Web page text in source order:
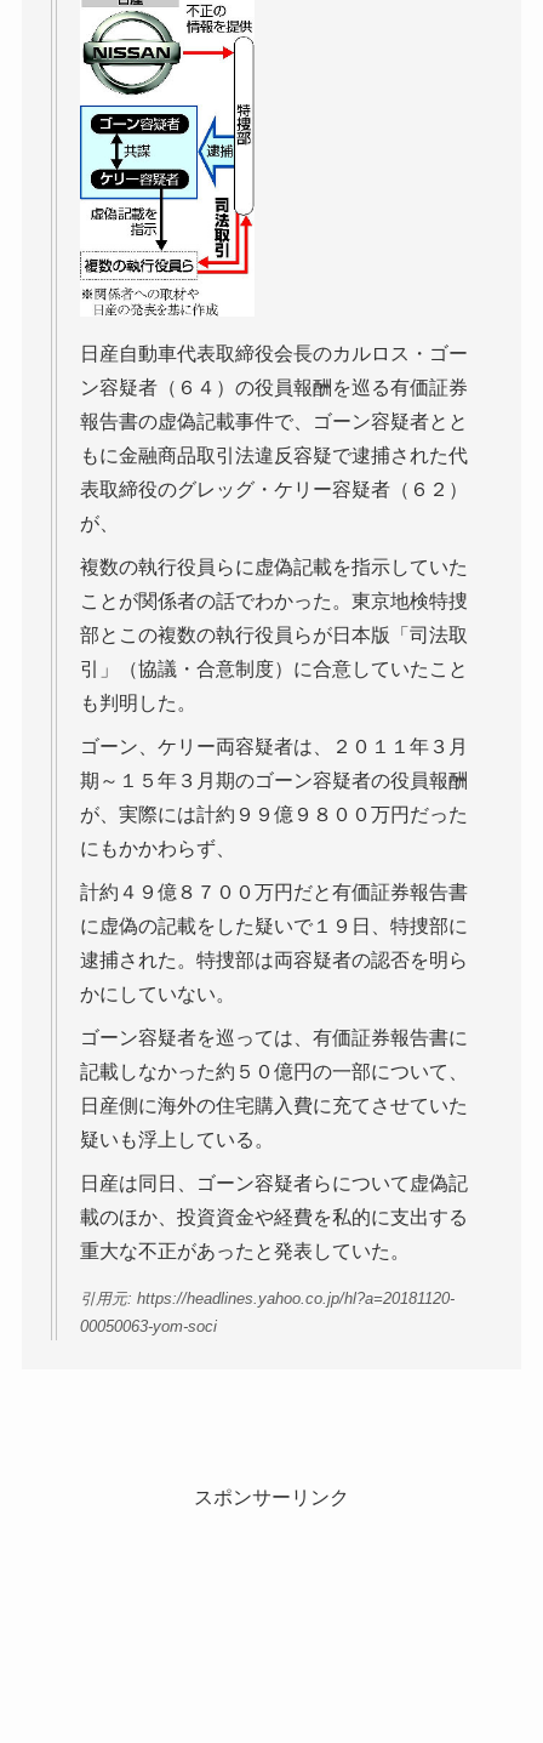
日産自動車代表取締役会長のカルロス・ゴー
ン容疑者（６４）の役員報酬を巡る有価証券
報告書の虚偽記載事件で、ゴーン容疑者とと
もに金融商品取引法違反容疑で逮捕された代
表取締役のグレッグ・ケリー容疑者（６２）
が、
複数の執行役員らに虚偽記載を指示していた
ことが関係者の話でわかった。東京地検特捜
部とこの複数の執行役員らが日本版「司法取
引」（協議・合意制度）に合意していたこと
も判明した。
ゴーン、ケリー両容疑者は、２０１１年３月
期～１５年３月期のゴーン容疑者の役員報酬
が、実際には計約９９億９８００万円だった
にもかかわらず、
計約４９億８７００万円だと有価証券報告書
に虚偽の記載をした疑いで１９日、特捜部に
逮捕された。特捜部は両容疑者の認否を明ら
かにしていない。
ゴーン容疑者を巡っては、有価証券報告書に
記載しなかった約５０億円の一部について、
日産側に海外の住宅購入費に充てさせていた
疑いも浮上している。
日産は同日、ゴーン容疑者らについて虚偽記
載のほか、投資資金や経費を私的に支出する
重大な不正があったと発表していた。
引用元: https://headlines.yahoo.co.jp/hl?a=20181120-
00050063-yom-soci
スポンサーリンク